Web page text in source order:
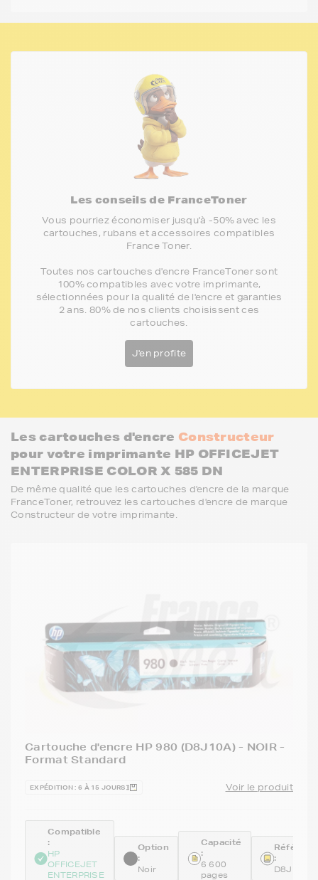
Les conseils de FranceToner
Vous pourriez économiser jusqu'à -50% avec les
cartouches, rubans et accessoires compatibles
France Toner.
Toutes nos cartouches d'encre FranceToner sont
100% compatibles avec votre imprimante,
sélectionnées pour la qualité de l'encre et garanties
2 ans. 80% de nos clients choisissent ces
cartouches.
J'en profite
Les cartouches d'encre Constructeur
pour votre imprimante HP OFFICEJET
ENTERPRISE COLOR X 585 DN
De même qualité que les cartouches d'encre de la marque
FranceToner, retrouvez les cartouches d'encre de marque
Constructeur de votre imprimante.
Cartouche d'encre HP 980 (D8J10A) - NOIR -
Format Standard
EXPÉDITION : 6 À 15 JOURS Voir le produit
Compatible
:
HP
OFFICEJET
ENTERPRISE
Option
:
Noir
Capacité
:
6 600
pages
:
D8J10A